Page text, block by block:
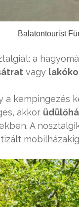
Balatontourist
a
vagy
a kempingezés
akkor
A